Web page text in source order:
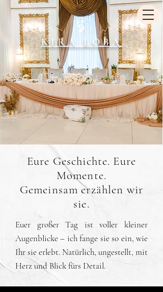
KIRA LOBA
Eure Geschichte. Eure
Momente.
Gemeinsam erzählen wir
sie.
Euer großer Tag ist voller kleiner
Augenblicke – ich fange sie so ein, wie
Ihr sie erlebt. Natürlich, ungestellt, mit
Herz und Blick fürs Detail.